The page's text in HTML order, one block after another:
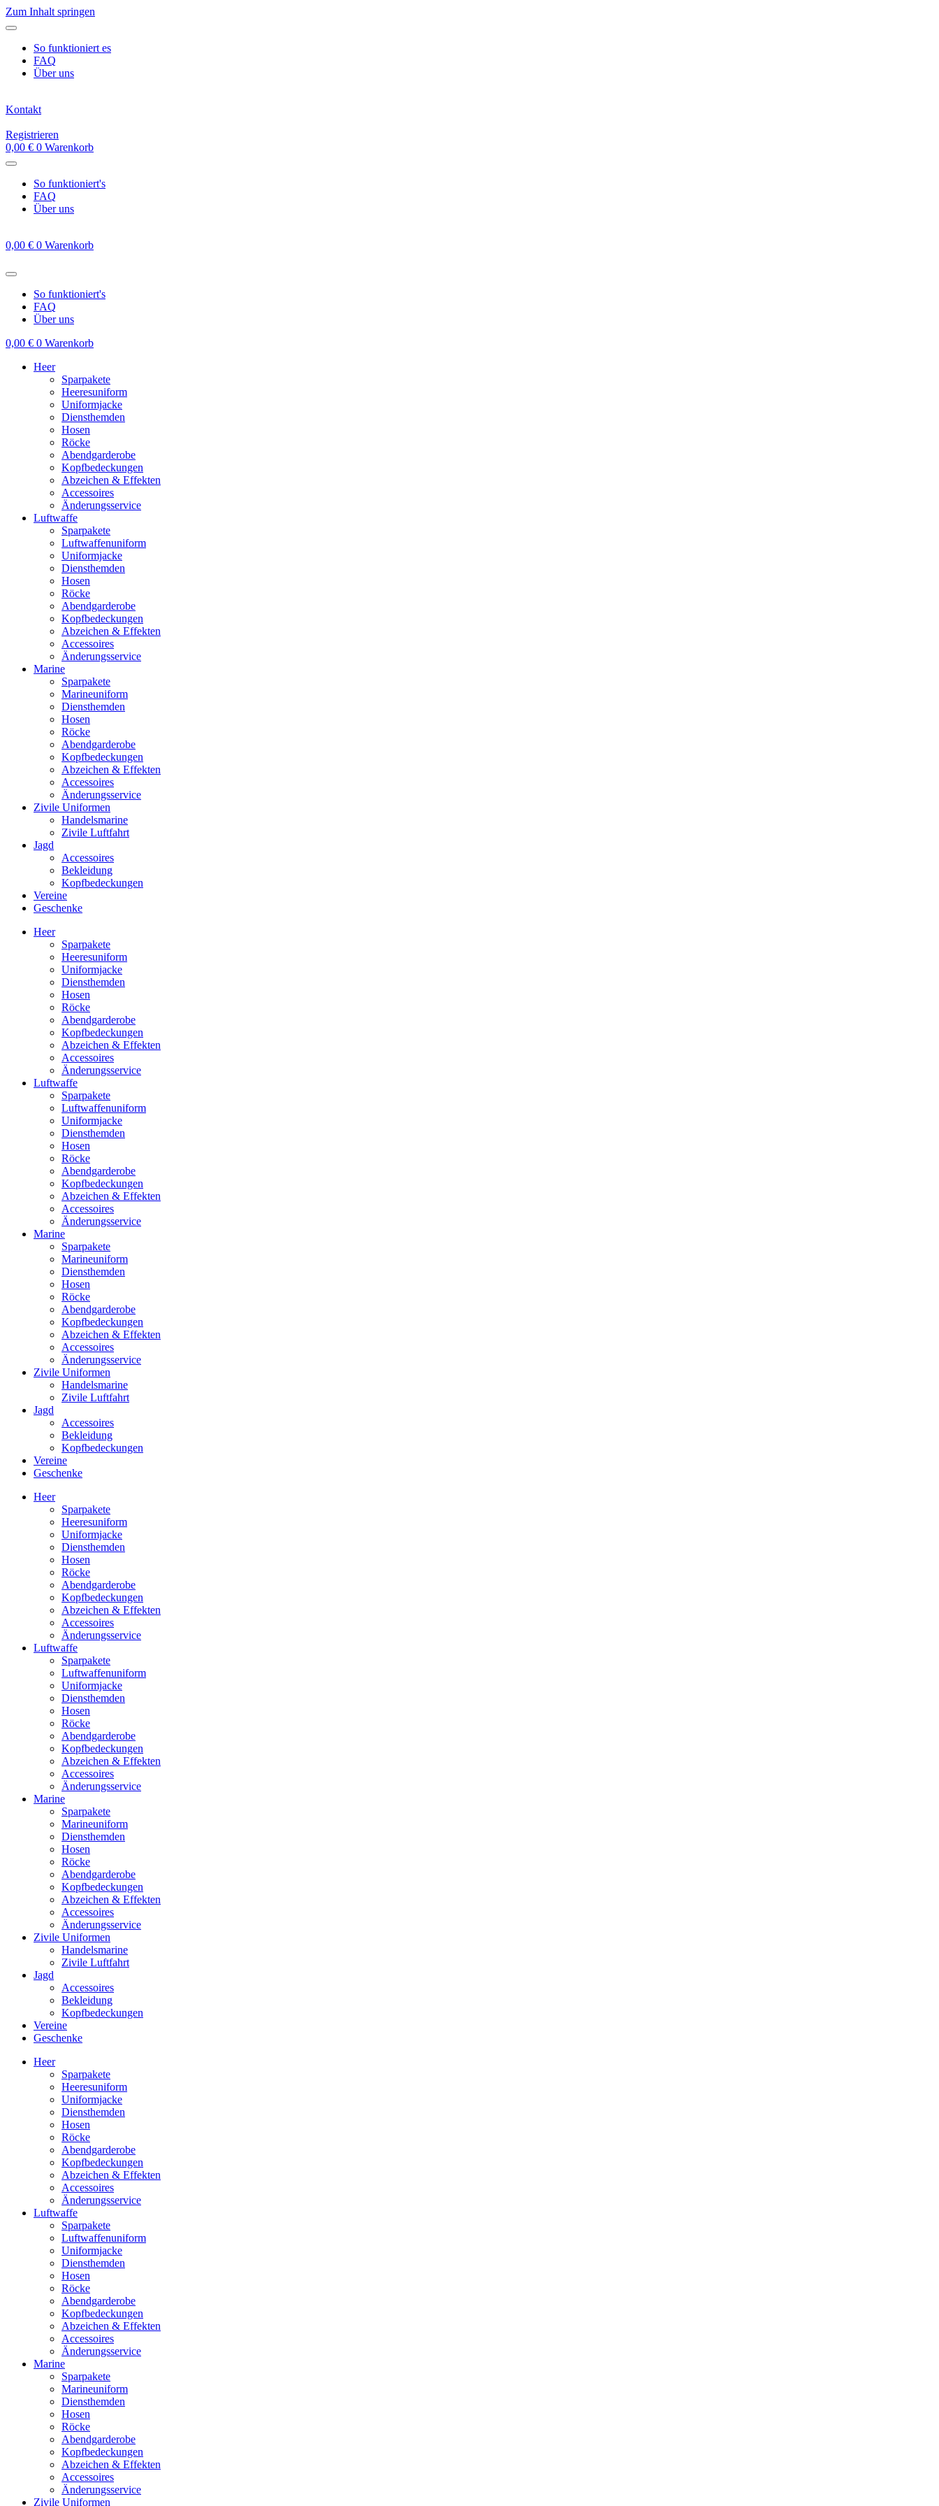
Zum Inhalt springen
So funktioniert es
FAQ
Über uns
Kontakt
Registrieren
0,00 € 0 Warenkorb
So funktioniert's
FAQ
Über uns
0,00 € 0 Warenkorb
So funktioniert's
FAQ
Über uns
0,00 € 0 Warenkorb
Heer
Sparpakete
Heeresuniform
Uniformjacke
Diensthemden
Hosen
Röcke
Abendgarderobe
Kopfbedeckungen
Abzeichen & Effekten
Accessoires
Änderungsservice
Luftwaffe
Sparpakete
Luftwaffenuniform
Uniformjacke
Diensthemden
Hosen
Röcke
Abendgarderobe
Kopfbedeckungen
Abzeichen & Effekten
Accessoires
Änderungsservice
Marine
Sparpakete
Marineuniform
Diensthemden
Hosen
Röcke
Abendgarderobe
Kopfbedeckungen
Abzeichen & Effekten
Accessoires
Änderungsservice
Zivile Uniformen
Handelsmarine
Zivile Luftfahrt
Jagd
Accessoires
Bekleidung
Kopfbedeckungen
Vereine
Geschenke
Heer
Sparpakete
Heeresuniform
Uniformjacke
Diensthemden
Hosen
Röcke
Abendgarderobe
Kopfbedeckungen
Abzeichen & Effekten
Accessoires
Änderungsservice
Luftwaffe
Sparpakete
Luftwaffenuniform
Uniformjacke
Diensthemden
Hosen
Röcke
Abendgarderobe
Kopfbedeckungen
Abzeichen & Effekten
Accessoires
Änderungsservice
Marine
Sparpakete
Marineuniform
Diensthemden
Hosen
Röcke
Abendgarderobe
Kopfbedeckungen
Abzeichen & Effekten
Accessoires
Änderungsservice
Zivile Uniformen
Handelsmarine
Zivile Luftfahrt
Jagd
Accessoires
Bekleidung
Kopfbedeckungen
Vereine
Geschenke
Heer
Sparpakete
Heeresuniform
Uniformjacke
Diensthemden
Hosen
Röcke
Abendgarderobe
Kopfbedeckungen
Abzeichen & Effekten
Accessoires
Änderungsservice
Luftwaffe
Sparpakete
Luftwaffenuniform
Uniformjacke
Diensthemden
Hosen
Röcke
Abendgarderobe
Kopfbedeckungen
Abzeichen & Effekten
Accessoires
Änderungsservice
Marine
Sparpakete
Marineuniform
Diensthemden
Hosen
Röcke
Abendgarderobe
Kopfbedeckungen
Abzeichen & Effekten
Accessoires
Änderungsservice
Zivile Uniformen
Handelsmarine
Zivile Luftfahrt
Jagd
Accessoires
Bekleidung
Kopfbedeckungen
Vereine
Geschenke
Heer
Sparpakete
Heeresuniform
Uniformjacke
Diensthemden
Hosen
Röcke
Abendgarderobe
Kopfbedeckungen
Abzeichen & Effekten
Accessoires
Änderungsservice
Luftwaffe
Sparpakete
Luftwaffenuniform
Uniformjacke
Diensthemden
Hosen
Röcke
Abendgarderobe
Kopfbedeckungen
Abzeichen & Effekten
Accessoires
Änderungsservice
Marine
Sparpakete
Marineuniform
Diensthemden
Hosen
Röcke
Abendgarderobe
Kopfbedeckungen
Abzeichen & Effekten
Accessoires
Änderungsservice
Zivile Uniformen